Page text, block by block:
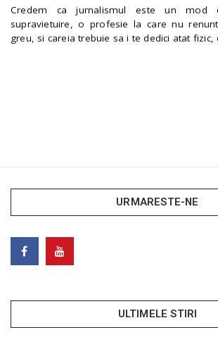
Credem ca jurnalismul este un
supravietuire, o profesie la care nu
greu, si careia trebuie sa i te dedici atat fizic,
URMARESTE-NE
ULTIMELE STIRI